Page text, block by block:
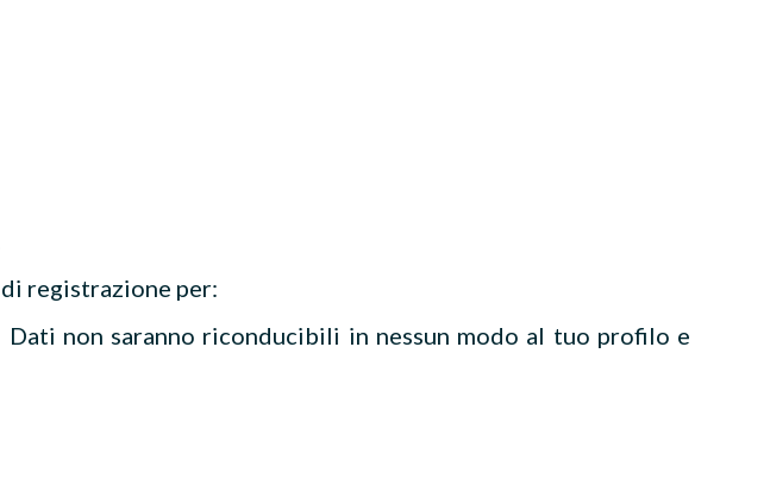
registrazione per:
non saranno riconducibili in nessun modo al tuo profilo e